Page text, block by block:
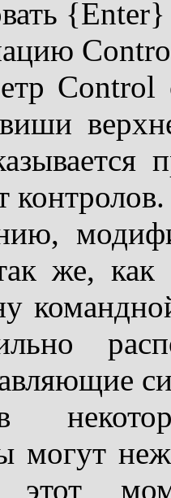
Control
контролов.
же, как
могут
этот